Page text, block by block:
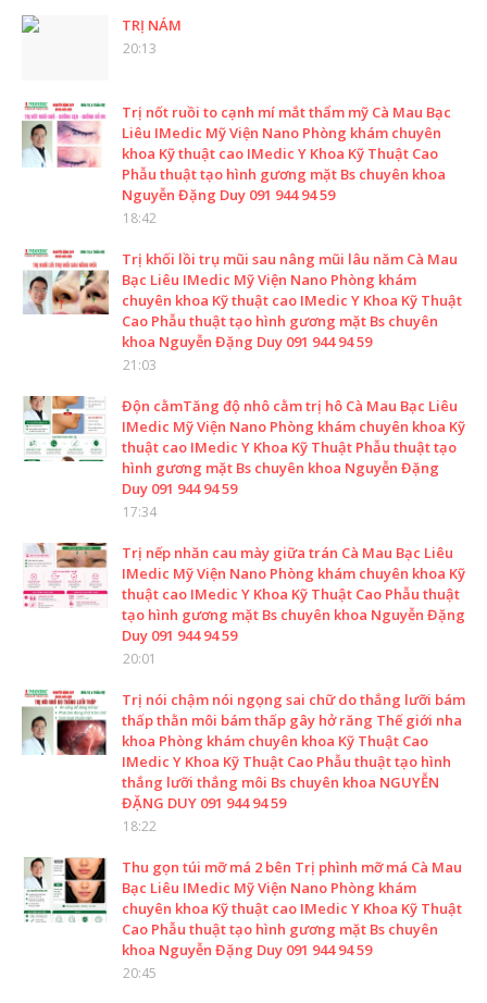
TRỊ NÁM
20:13
Trị nốt ruồi to cạnh mí mắt thẩm mỹ Cà Mau Bạc
Liêu IMedic Mỹ Viện Nano Phòng khám chuyên
khoa Kỹ thuật cao IMedic Y Khoa Kỹ Thuật Cao
Phẫu thuật tạo hình gương mặt Bs chuyên khoa
Nguyễn Đặng Duy 091 944 94 59
18:42
Trị khối lồi trụ mũi sau nâng mũi lâu năm Cà Mau
Bạc Liêu IMedic Mỹ Viện Nano Phòng khám
chuyên khoa Kỹ thuật cao IMedic Y Khoa Kỹ Thuật
Cao Phẫu thuật tạo hình gương mặt Bs chuyên
khoa Nguyễn Đặng Duy 091 944 94 59
21:03
Độn cằmTăng độ nhô cằm trị hô Cà Mau Bạc Liêu
IMedic Mỹ Viện Nano Phòng khám chuyên khoa Kỹ
thuật cao IMedic Y Khoa Kỹ Thuật Phẫu thuật tạo
hình gương mặt Bs chuyên khoa Nguyễn Đặng
Duy 091 944 94 59
17:34
Trị nếp nhăn cau mày giữa trán Cà Mau Bạc Liêu
IMedic Mỹ Viện Nano Phòng khám chuyên khoa Kỹ
thuật cao IMedic Y Khoa Kỹ Thuật Cao Phẫu thuật
tạo hình gương mặt Bs chuyên khoa Nguyễn Đặng
Duy 091 944 94 59
20:01
Trị nói chậm nói ngọng sai chữ do thắng lưỡi bám
thấp thằn môi bám thấp gây hở răng Thế giới nha
khoa Phòng khám chuyên khoa Kỹ Thuật Cao
IMedic Y Khoa Kỹ Thuật Cao Phẫu thuật tạo hình
thắng lưỡi thắng môi Bs chuyên khoa NGUYỄN
ĐẶNG DUY 091 944 94 59
18:22
Thu gọn túi mỡ má 2 bên Trị phình mỡ má Cà Mau
Bạc Liêu IMedic Mỹ Viện Nano Phòng khám
chuyên khoa Kỹ thuật cao IMedic Y Khoa Kỹ Thuật
Cao Phẫu thuật tạo hình gương mặt Bs chuyên
khoa Nguyễn Đặng Duy 091 944 94 59
20:45